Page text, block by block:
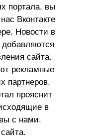
портала, вы
Вконтакте
Новости в
сайта.
рекламные
партнеров.
прояснит
в
с нами.